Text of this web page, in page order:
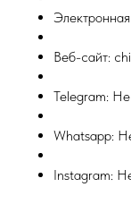
Веб-сайт:
Telegram:
Whatsapp:
Instagram: